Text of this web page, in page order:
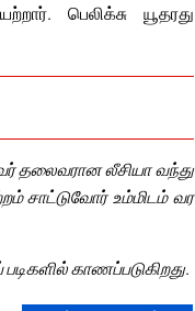
பெலிக்சு யூதரது
தலைவரான லீசியா வந்து
சாட்டுவோர் உம்மிடம் வர
காணப்படுகிறது.